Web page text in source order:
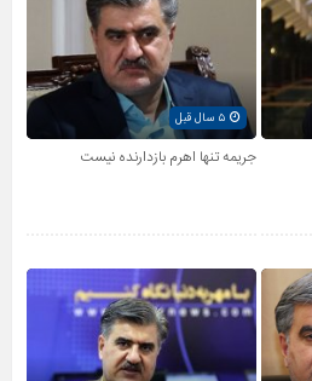
۵ سال قبل
جریمه تنها اهرم بازدارنده نیست